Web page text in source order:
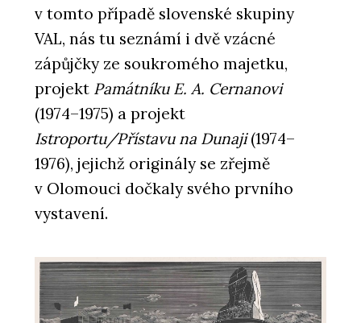
v tomto případě slovenské skupiny
VAL, nás tu seznámí i dvě vzácné
zápůjčky ze soukromého majetku,
projekt Památníku E. A. Cernanovi
(1974–1975) a projekt
Istroportu/Přístavu na Dunaji(1974–
1976), jejichž originály se zřejmě
v Olomouci dočkaly svého prvního
vystavení.